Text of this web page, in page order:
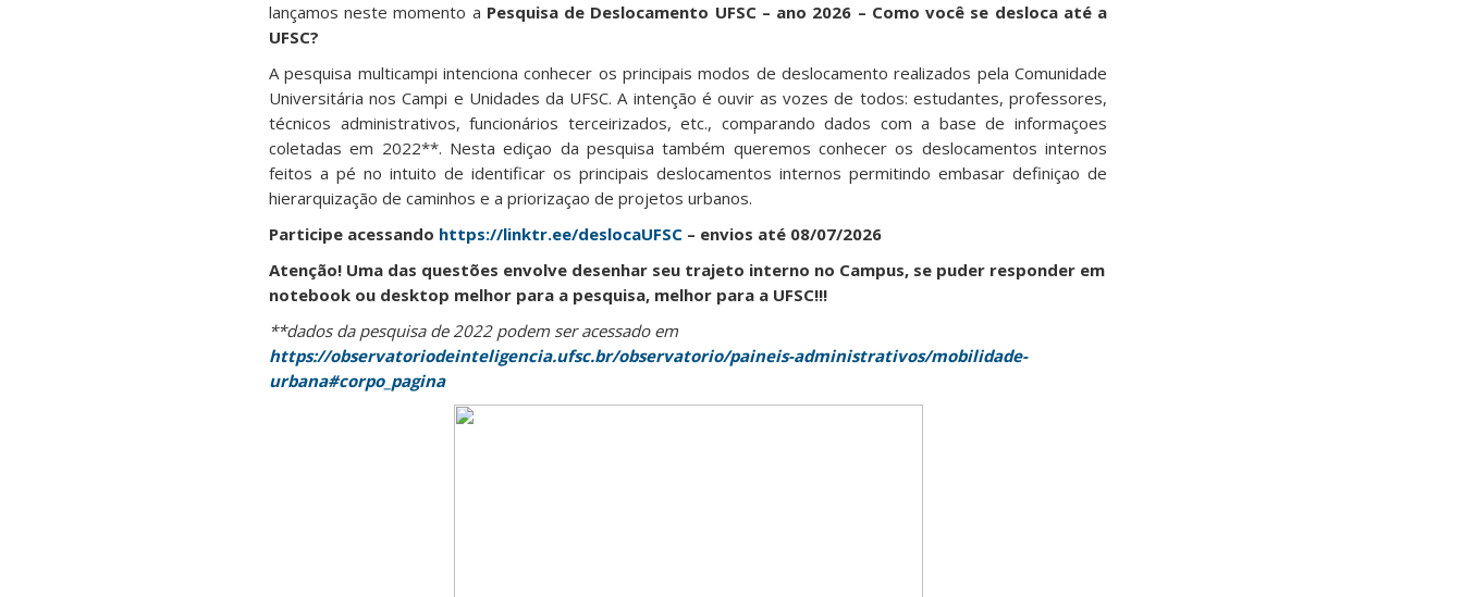
lançamos neste momento a Pesquisa de Deslocamento UFSC – ano 2026 – Como você se desloca até a
UFSC?
A pesquisa multicampi intenciona conhecer os principais modos de deslocamento realizados pela Comunidade
Universitária nos Campi e Unidades da UFSC. A intenção é ouvir as vozes de todos: estudantes, professores,
técnicos administrativos, funcionários terceirizados, etc., comparando dados com a base de informaçoes
coletadas em 2022**. Nesta ediçao da pesquisa também queremos conhecer os deslocamentos internos
feitos a pé no intuito de identificar os principais deslocamentos internos permitindo embasar definiçao de
hierarquização de caminhos e a priorizaçao de projetos urbanos.
Participe acessando https://linktr.ee/deslocaUFSC – envios até 08/07/2026
Atenção! Uma das questões envolve desenhar seu trajeto interno no Campus, se puder responder em
notebook ou desktop melhor para a pesquisa, melhor para a UFSC!!!
**dados da pesquisa de 2022 podem ser acessado em
https://observatoriodeinteligencia.ufsc.br/observatorio/paineis-administrativos/mobilidade-
urbana#corpo_pagina